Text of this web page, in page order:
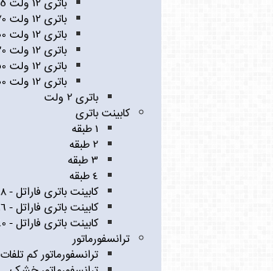
باتری 12 ولت 70 آمپر
باتری 12 ولت 100 آمپر
باتری 12 ولت 120 آمپر
باتری 12 ولت 150 آمپر
باتری 12 ولت 200 آمپر
باتری 2 ولت
کابینت باتری
1 طبقه
2 طبقه
3 طبقه
4 طبقه
کابینت باتری فاراتل - 48 ولت
کابینت باتری فاراتل - 96 ولت
کابینت باتری فاراتل - 240 ولت
ترانسفورماتور
ترانسفورماتور کم تلفات